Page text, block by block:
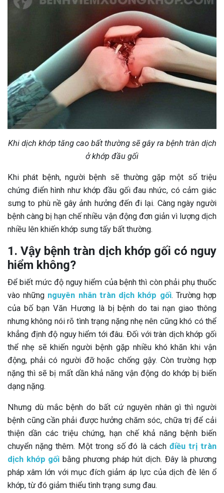
Khi dịch khớp tăng cao bất thường sẽ gây ra bệnh tràn dịch
ở khớp đầu gối
Khi phát bệnh, người bệnh sẽ thường gặp một số triệu
chứng điển hình như khớp đầu gối đau nhức, có cảm giác
sưng to phù nề gây ảnh hưởng đến đi lại. Càng ngày người
bệnh càng bị hạn chế nhiều vận động đơn giản vì lượng dịch
nhiều lên khiến khớp sưng tấy bất thường.
1. Vậy bệnh tràn dịch khớp gối có nguy
hiểm không?
Để biết mức độ nguy hiểm của bệnh thì còn phải phụ thuốc
vào những nguyên nhân tràn dịch khớp gối. Trường hợp
của bố bạn Văn Hương là bị bệnh do tai nạn giao thông
nhưng không nói rõ tình trạng nặng nhẹ nên cũng khó có thể
khẳng định độ nguy hiểm tới đâu. Đối với tràn dịch khớp gối
thể nhẹ sẽ khiến người bệnh gặp nhiều khó khăn khi vận
động, phải có người đỡ hoặc chống gậy. Còn trường hợp
nặng thì sẽ bị mất dần khả năng vận động do khớp bị biến
dạng nặng.
Nhưng dù mắc bệnh do bất cứ nguyên nhân gì thì người
bệnh cũng cần phải được hưởng chăm sóc, chữa trị để cải
thiện dần các triệu chứng, hạn chế khả năng bệnh biến
chuyển nặng thêm. Một trong số đó là cáchđiều trị tràn
dịch khớp gối bằng phương pháp hút dịch. Đây là phương
pháp xâm lớn với mục đích giảm áp lực của dịch đè lên ổ
khớp, từ đó giảm thiểu tình trạng sưng đau.